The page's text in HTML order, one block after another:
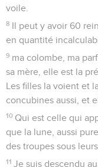
voile.
8 Il peut y avoir 60
en quantité
9 ma colombe, ma
sa mère, elle est la
Les filles la voient et
concubines aussi, et
10 Qui est celle qui
que la lune, aussi
des troupes sous
11 Je suis descendu